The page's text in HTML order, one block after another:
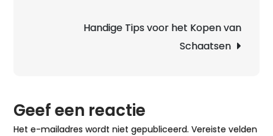
Handige Tips voor het Kopen van
Schaatsen
Geef een reactie
Het e-mailadres wordt niet gepubliceerd. Vereiste velden